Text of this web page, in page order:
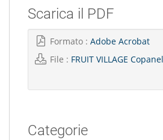
Scarica il PDF
Formato :Adobe Acrobat
File : FRUIT VILLAGE
Categorie